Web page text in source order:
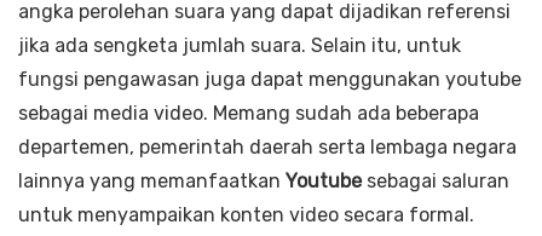
angka perolehan suara yang dapat dijadikan referensi
jika ada sengketa jumlah suara. Selain itu, untuk
fungsi pengawasan juga dapat menggunakan youtube
sebagai media video. Memang sudah ada beberapa
departemen, pemerintah daerah serta lembaga negara
lainnya yang memanfaatkan Youtubesebagai saluran
untuk menyampaikan konten video secara formal.